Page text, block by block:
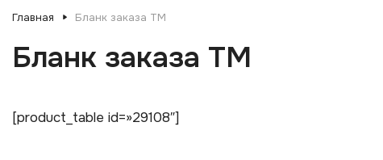
Главная Бланк заказа ТМ
Бланк заказа ТМ
[product_table id=»29108″]